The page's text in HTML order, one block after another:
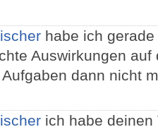
habe ich
Auswirkungen
dann nicht
ich habe